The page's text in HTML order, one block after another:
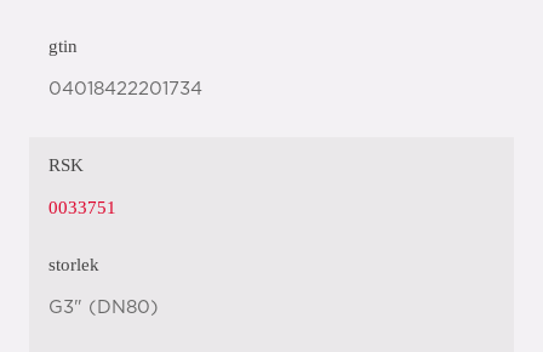
gtin
04018422201734
RSK
0033751
storlek
G3" (DN80)